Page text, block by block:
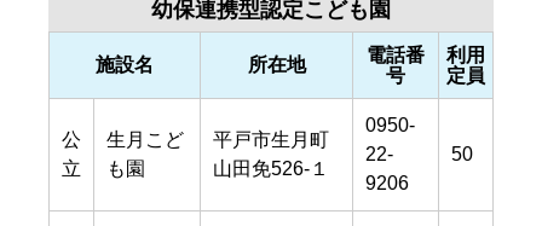
幼保連携型認定こども園
施設名 所在地
電話番
号
利用
定員
公
立
生月こど
も園
平戸市生月町
山田免526-１
0950-
22-
9206
50